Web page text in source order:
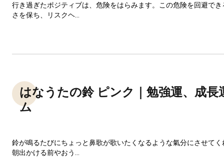
行き過ぎたポジティブは、危険をはらみます。この危険を回避で
さを保ち、リスクヘ...
はなうたの鈴 ピンク｜勉強運、成長
ム
鈴が鳴るたびにちょっと鼻歌が歌いたくなるような氣分にさせて
朝出かける前やおう...